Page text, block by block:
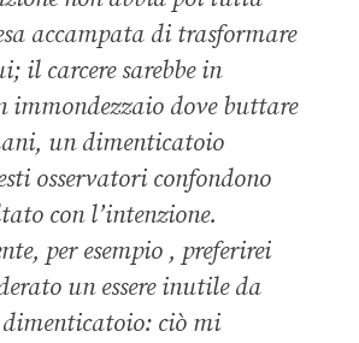
accampata di trasformare
il carcere sarebbe in
immondezzaio dove buttare
un dimenticatoio
osservatori confondono
con l’intenzione.
per esempio , preferirei
un essere inutile da
ciò mi